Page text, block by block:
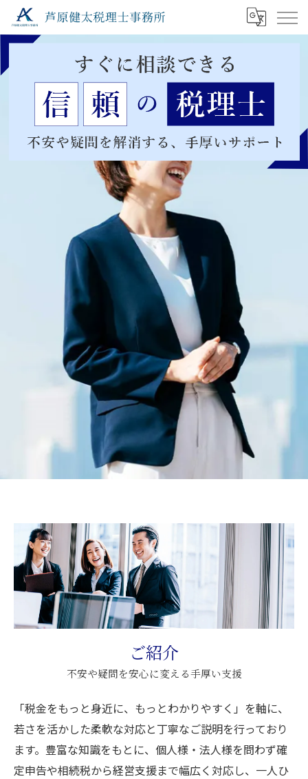
ご紹介
不安や疑問を安心に変える手厚い支援
「税金をもっと身近に、もっとわかりやすく」を軸に、
若さを活かした柔軟な対応と丁寧なご説明を行っており
ます。豊富な知識をもとに、個人様・法人様を問わず確
定申告や相続税から経営支援まで幅広く対応し、一人ひ